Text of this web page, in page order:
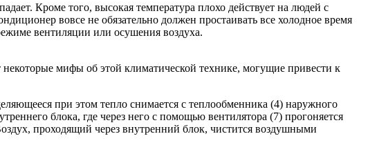
Кроме того, высокая температура плохо действует на людей с
вовсе не обязательно должен простаивать все холодное время
вентиляции или осушения воздуха.
мифы об этой климатической технике, могущие привести к
при этом тепло снимается с теплообменника (4) наружного
блока, где через него с помощью вентилятора (7) прогоняется
проходящий через внутренний блок, чистится воздушными